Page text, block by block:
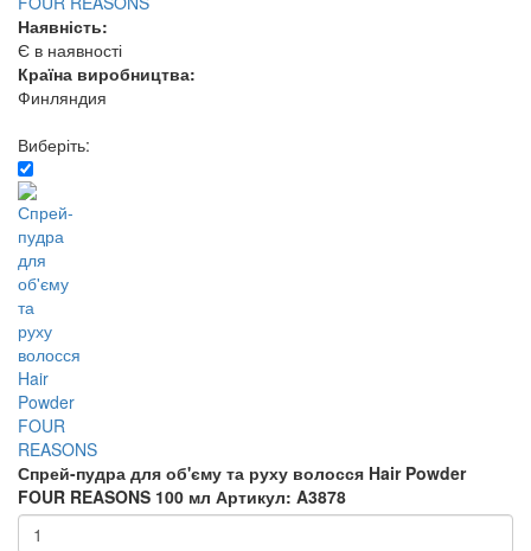
Наявність:
Є в наявності
Країна виробництва:
Финляндия
Виберіть:
Спрей-пудра для об'єму та руху волосся Hair Powder
FOUR REASONS 100 мл Артикул: A3878